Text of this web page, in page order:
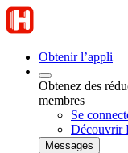
Obtenir l’appli
Obtenez des
membres
Se
Découvrir
Messages